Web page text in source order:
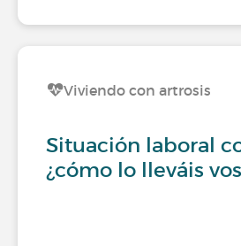
Viviendo con artrosis
Situación laboral
¿cómo lo lleváis